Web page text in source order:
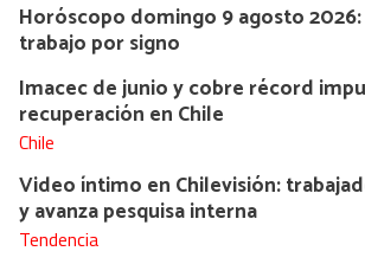
Horóscopo domingo 9 agosto
trabajo por signo
Imacec de junio y cobre récord
recuperación en Chile
Chile
Video íntimo en Chilevisión:
y avanza pesquisa interna
Tendencia